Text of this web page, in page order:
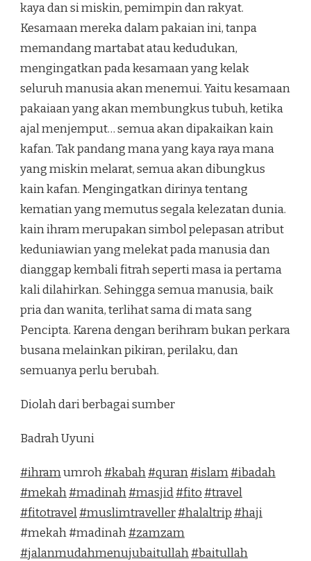
kaya dan si miskin, pemimpin dan rakyat.
Kesamaan mereka dalam pakaian ini, tanpa
memandang martabat atau kedudukan,
mengingatkan pada kesamaan yang kelak
seluruh manusia akan menemui. Yaitu kesamaan
pakaiaan yang akan membungkus tubuh, ketika
ajal menjemput… semua akan dipakaikan kain
kafan. Tak pandang mana yang kaya raya mana
yang miskin melarat, semua akan dibungkus
kain kafan. Mengingatkan dirinya tentang
kematian yang memutus segala kelezatan dunia.
kain ihram merupakan simbol pelepasan atribut
keduniawian yang melekat pada manusia dan
dianggap kembali fitrah seperti masa ia pertama
kali dilahirkan. Sehingga semua manusia, baik
pria dan wanita, terlihat sama di mata sang
Pencipta. Karena dengan berihram bukan perkara
busana melainkan pikiran, perilaku, dan
semuanya perlu berubah.
Diolah dari berbagai sumber
Badrah Uyuni
#ihramumroh#kabah#quran#islam#ibadah
#mekah#madinah#masjid#fito #travel
#fitotravel#muslimtraveller#halaltrip #haji
#mekah #madinah#zamzam
#jalanmudahmenujubaitullah#baitullah